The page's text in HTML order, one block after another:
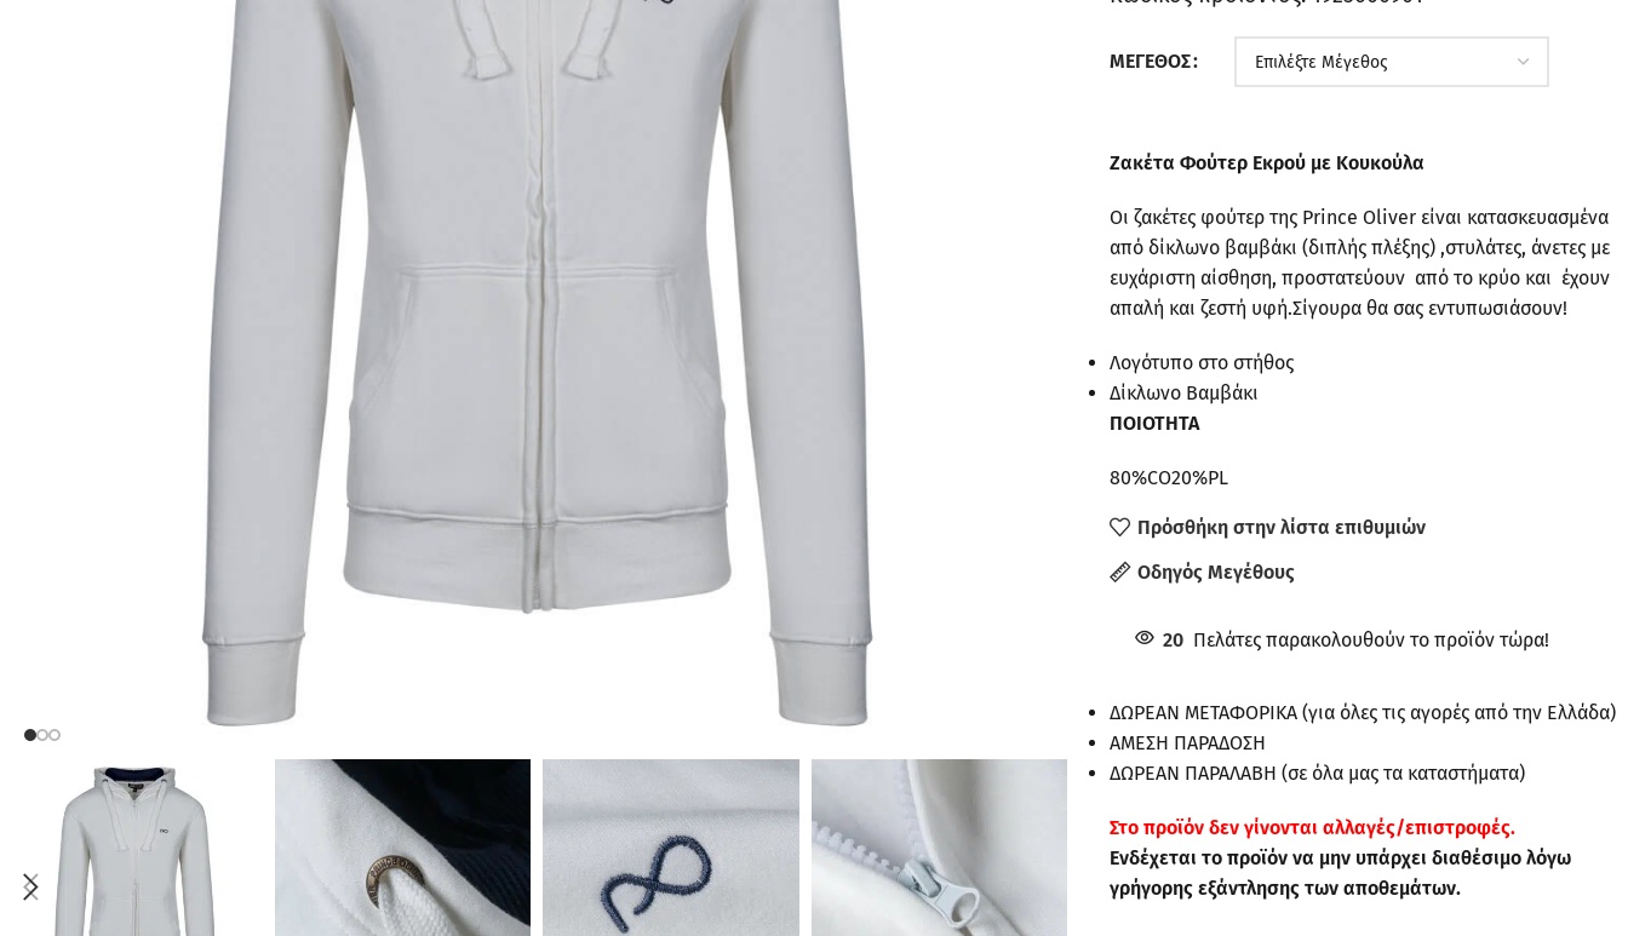
ΜΈΓΕΘΟΣ
Ζακέτα Φούτερ Εκρού με Κουκούλα
Οι ζακέτες φούτερ της Prince Oliver είναι κατασκευασμένα
από δίκλωνο βαμβάκι (διπλής πλέξης) ,στυλάτες, άνετες με
ευχάριστη αίσθηση, προστατεύουν από το κρύο και έχουν
απαλή και ζεστή υφή.Σίγουρα θα σας εντυπωσιάσουν!
Λογότυπο στο στήθος
Δίκλωνο Βαμβάκι
ΠΟΙΟΤΗΤΑ
80%CO20%PL
Πρόσθήκη στην λίστα επιθυμιών
Οδηγός Μεγέθους
20 Πελάτες παρακολουθούν το προϊόν τώρα!
ΔΩΡΕΑΝ ΜΕΤΑΦΟΡΙΚΑ (για όλες τις αγορές από την Ελλάδα)
ΑΜΕΣΗ ΠΑΡΑΔΟΣΗ
ΔΩΡΕΑΝ ΠΑΡΑΛΑΒΗ (σε όλα μας τα καταστήματα)
Στo προϊόν δεν γίνονται αλλαγές/επιστροφές.
Ενδέχεται το προϊόν να μην υπάρχει διαθέσιμο λόγω
γρήγορης εξάντλησης των αποθεμάτων.